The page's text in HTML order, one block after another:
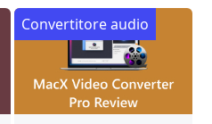
Convertitore audio